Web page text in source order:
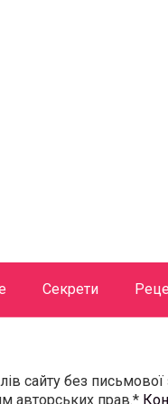
Секрети
сайту без письмової
авторських прав.*